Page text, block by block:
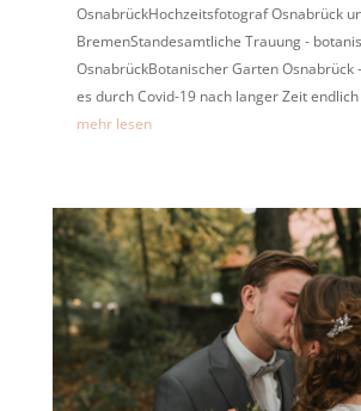
OsnabrückHochzeitsfotograf Osnabrück
BremenStandesamtliche Trauung -
OsnabrückBotanischer Garten Osnabrück
es durch Covid-19 nach langer Zeit
mehr lesen